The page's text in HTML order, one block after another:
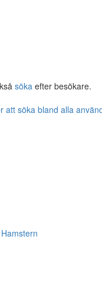
söka efter besökare.
att söka bland alla
Hamstern